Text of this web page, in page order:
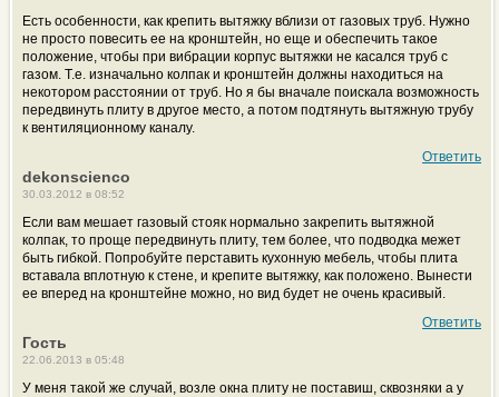
Есть особенности, как крепить вытяжку вблизи от газовых труб. Нужно
не просто повесить ее на кронштейн, но еще и обеспечить такое
положение, чтобы при вибрации корпус вытяжки не касался труб с
газом. Т.е. изначально колпак и кронштейн должны находиться на
некотором расстоянии от труб. Но я бы вначале поискала возможность
передвинуть плиту в другое место, а потом подтянуть вытяжную трубу
к вентиляционному каналу.
Ответить
dekonscienco
30.03.2012 в 08:52
Если вам мешает газовый стояк нормально закрепить вытяжной
колпак, то проще передвинуть плиту, тем более, что подводка межет
быть гибкой. Попробуйте перставить кухонную мебель, чтобы плита
вставала вплотную к стене, и крепите вытяжку, как положено. Вынести
ее вперед на кронштейне можно, но вид будет не очень красивый.
Ответить
Гость
22.06.2013 в 05:48
У меня такой же случай, возле окна плиту не поставиш, сквозняки а у